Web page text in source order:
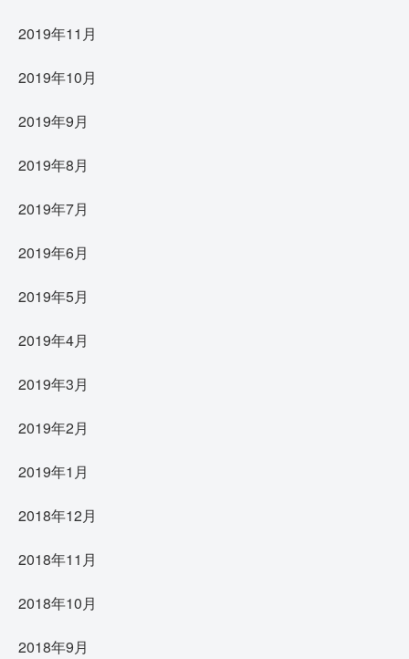
2019年11月
2019年10月
2019年9月
2019年8月
2019年7月
2019年6月
2019年5月
2019年4月
2019年3月
2019年2月
2019年1月
2018年12月
2018年11月
2018年10月
2018年9月